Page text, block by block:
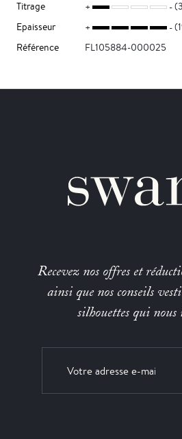
Titrage
Epaisseur
Référence
FL105884-000025
Recevez nos offres et
ainsi que nos conseils
silhouettes qui